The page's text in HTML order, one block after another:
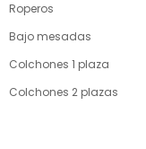
Roperos
Bajo mesadas
Colchones 1 plaza
Colchones 2 plazas